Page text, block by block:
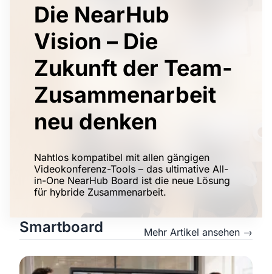
Die NearHub
Vision – Die
Zukunft der Team-
Zusammenarbeit
neu denken
Nahtlos kompatibel mit allen gängigen
Videokonferenz-Tools – das ultimative All-
in-One NearHub Board ist die neue Lösung
für hybride Zusammenarbeit.
Smartboard Mehr Artikel ansehen →